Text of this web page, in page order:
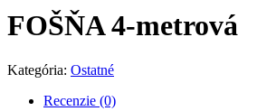
FOŠŇA 4-metrová
Kategória: Ostatné
Recenzie (0)